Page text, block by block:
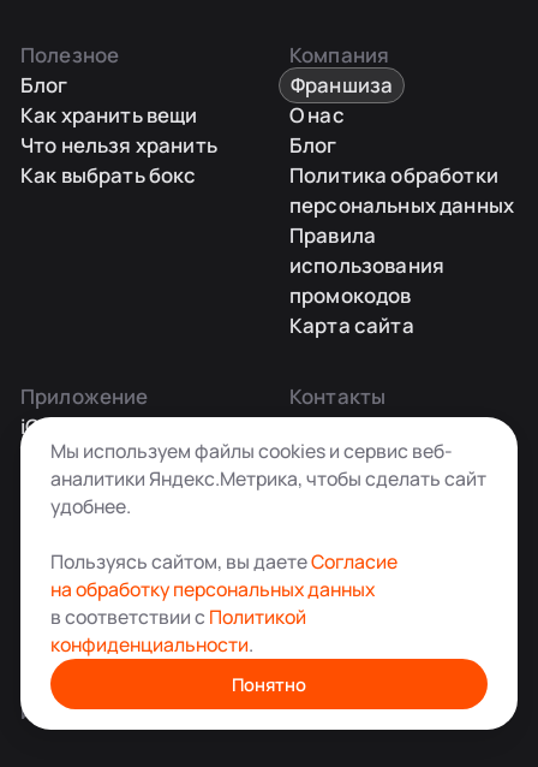
Полезное
Блог
Как хранить вещи
Что нельзя хранить
Как выбрать бокс
Компания
Франшиза
О нас
Блог
Политика обработки
персональных данных
Правила
использования
промокодов
Карта сайта
Приложение
iOS
Android
Контакты
Заказать звонок
+7 495 181-55-45
info@kladovkin.ru
Аренда склада для хранения вещей в Москве
© ООО «Кладовкин» 2026. Все права защищены
ИНН:7100007940 ОГРН:1217100007805
Мы используем файлы cookies и сервис веб-
аналитики Яндекс.Метрика, чтобы сделать сайт
удобнее.
Пользуясь сайтом, вы даетеСогласие
на обработку персональных данных
в соответствии с Политикой
конфиденциальности.
Понятно